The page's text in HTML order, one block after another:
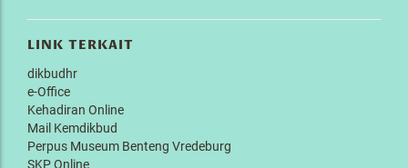
LINK TERKAIT
dikbudhr
e-Office
Kehadiran Online
Mail Kemdikbud
Perpus Museum Benteng Vredeburg
SKP Online